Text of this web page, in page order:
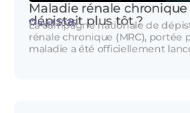
Maladie rénale chronique
dépistait plus tôt ?
17 avril 2026
La campagne nationale de
rénale chronique (MRC), portée
maladie a été officiellement